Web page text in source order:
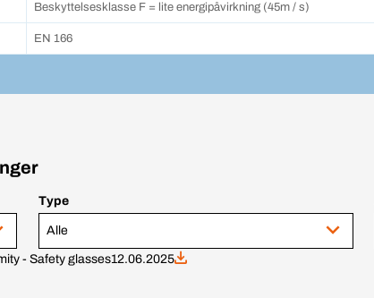
Beskyttelsesklasse F = lite energipåvirkning (45m / s)
EN 166
Type
Alle
- Safety glasses12.06.2025